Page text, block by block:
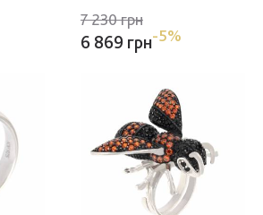
7 230 грн
6 869 грн-5%